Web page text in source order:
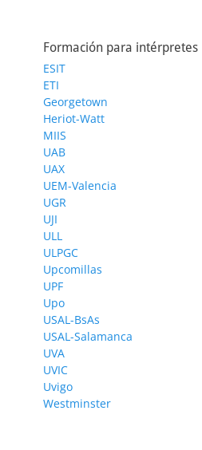
Formación para intérpretes
ESIT
ETI
Georgetown
Heriot-Watt
MIIS
UAB
UAX
UEM-Valencia
UGR
UJI
ULL
ULPGC
Upcomillas
UPF
Upo
USAL-BsAs
USAL-Salamanca
UVA
UVIC
Uvigo
Westminster